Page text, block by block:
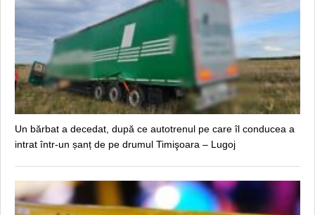
Un bărbat a decedat, după ce autotrenul pe care îl conducea a
intrat într-un șanț de pe drumul Timişoara – Lugoj